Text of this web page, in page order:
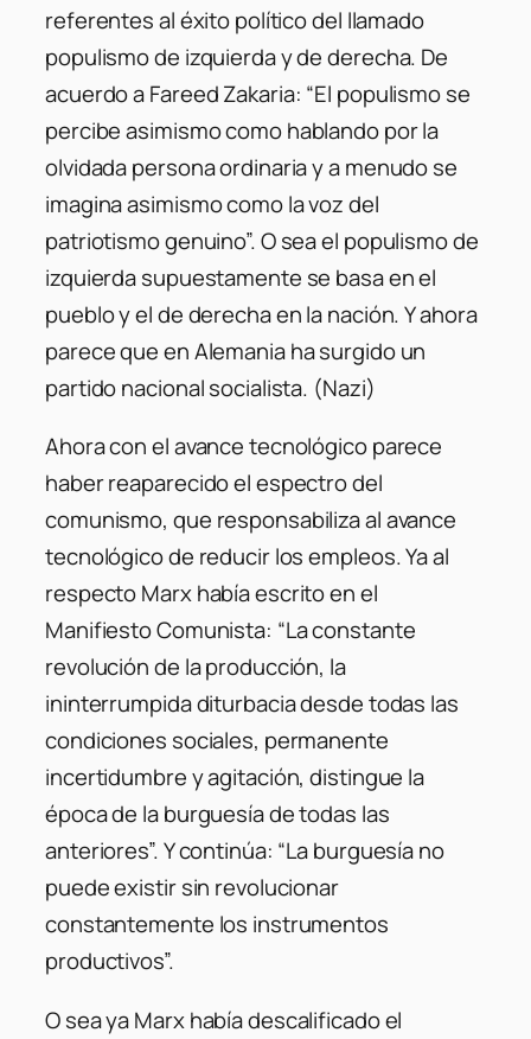
referentes al éxito político del llamado
populismo de izquierda y de derecha. De
acuerdo a Fareed Zakaria: “El populismo se
percibe asimismo como hablando por la
olvidada persona ordinaria y a menudo se
imagina asimismo como la voz del
patriotismo genuino”. O sea el populismo de
izquierda supuestamente se basa en el
pueblo y el de derecha en la nación. Y ahora
parece que en Alemania ha surgido un
partido nacional socialista. (Nazi)
Ahora con el avance tecnológico parece
haber reaparecido el espectro del
comunismo, que responsabiliza al avance
tecnológico de reducir los empleos. Ya al
respecto Marx había escrito en el
Manifiesto Comunista: “La constante
revolución de la producción, la
ininterrumpida diturbacia desde todas las
condiciones sociales, permanente
incertidumbre y agitación, distingue la
época de la burguesía de todas las
anteriores”. Y continúa: “La burguesía no
puede existir sin revolucionar
constantemente los instrumentos
productivos”.
O sea ya Marx había descalificado el